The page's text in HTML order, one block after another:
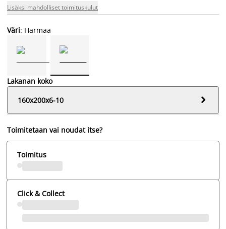
Lisäksi mahdolliset toimituskulut
Väri: Harmaa
Lakanan koko
160x200x6-10

Toimitetaan vai noudat itse?
Toimitus
Click & Collect